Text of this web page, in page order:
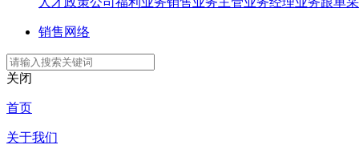
销售网络
关闭
首页
关于我们